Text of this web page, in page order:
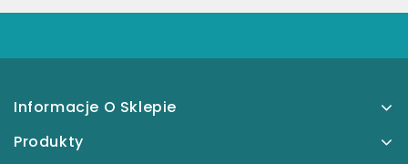
Informacje O Sklepie
Produkty